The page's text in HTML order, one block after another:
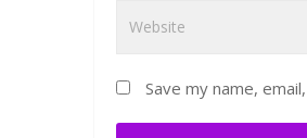
Save my name,